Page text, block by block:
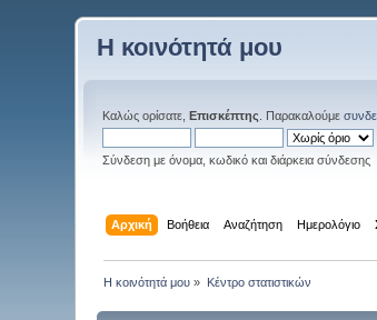
Η κοινότητά μου
Καλώς ορίσατε,Επισκέπτης . Παρακαλούμε
Σύνδεση με όνομα, κωδικό και διάρκεια σύνδεσης
Αρχική Βοήθεια Αναζήτηση Ημερολόγιο
Η κοινότητά μου » Κέντρο στατιστικών